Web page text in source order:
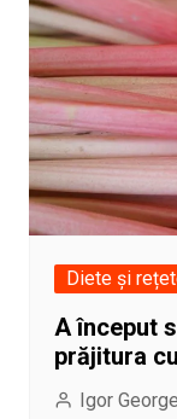
Diete și
A început
prăjitura
Igor